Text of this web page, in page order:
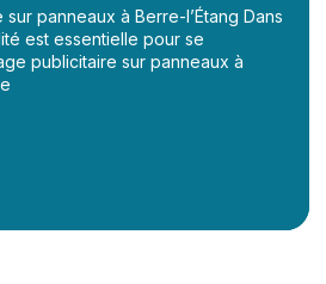
panneaux à Berre-l’Étang Dans
est essentielle pour se
publicitaire sur panneaux à